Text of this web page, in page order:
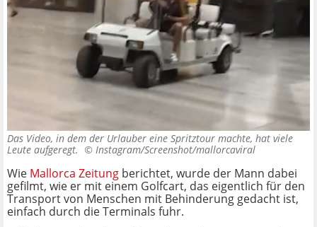
Das Video, in dem der Urlauber eine Spritztour machte, hat viele
Leute aufgeregt. © Instagram/Screenshot/mallorcaviral
Wie Mallorca Zeitung berichtet, wurde der Mann dabei
gefilmt, wie er mit einem Golfcart, das eigentlich für den
Transport von Menschen mit Behinderung gedacht ist,
einfach durch die Terminals fuhr.